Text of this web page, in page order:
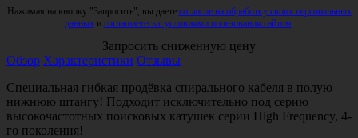
Нажимая на кнопку "Запросить", вы даете согласие на обработку своих персональных
данныхи соглашаетесь с условиями пользования сайтом.
Запросить сниженную цену
Обзор Характеристики Отзывы
Специальная гибкая продёвка спирального кабеля в полую
нижнюю штангу! Подходит исключительно под серию
высокочастотных поисковых катушек серии High Frequency, 4-
го поколения!